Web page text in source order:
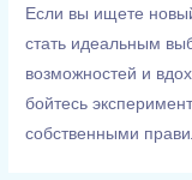
Если вы ищете
стать идеальным
возможностей и
бойтесь
собственными